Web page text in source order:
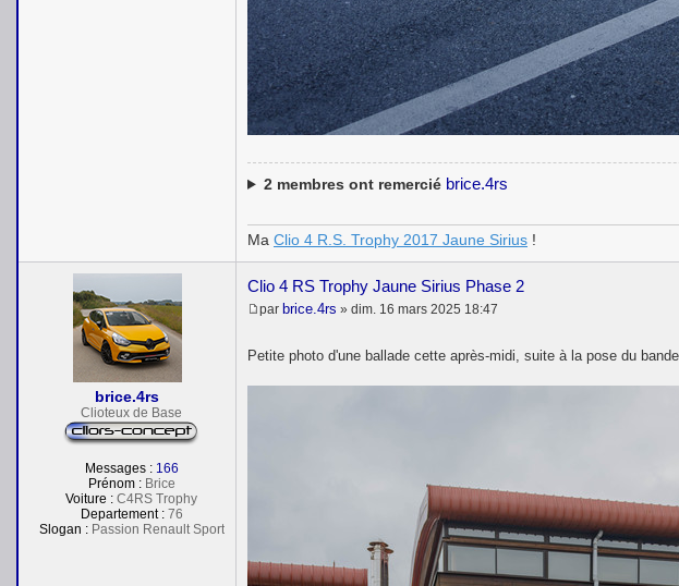
2membres ont remercié brice.4rs
Ma Clio 4 R.S. Trophy 2017 Jaune Sirius !
brice.4rs
Clioteux de Base
Messages : 166
Prénom :Brice
Voiture : C4RS Trophy
Departement :76
Slogan :Passion Renault Sport
Clio 4 RS Trophy Jaune Sirius Phase 2
M
s
par brice.4rs » dim. 16 mars 2025 18:47
Petite photo d'une ballade cette après-midi, suite à la pose du